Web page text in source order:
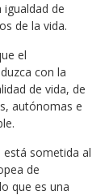
de
de la vida.
el
con la
de vida, de
autónomas e
está sometida al
de
que es una